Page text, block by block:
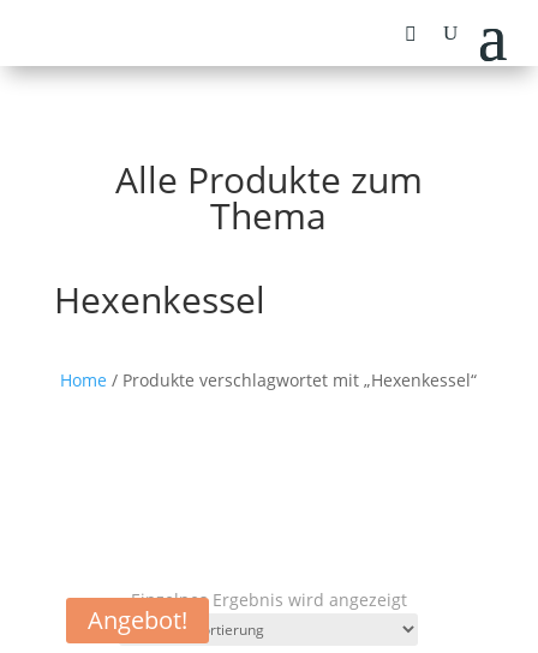
Alle Produkte zum
Thema
Hexenkessel
Home / Produkte verschlagwortet mit „Hexenkessel“
Einzelnes Ergebnis wird angezeigt
Angebot!